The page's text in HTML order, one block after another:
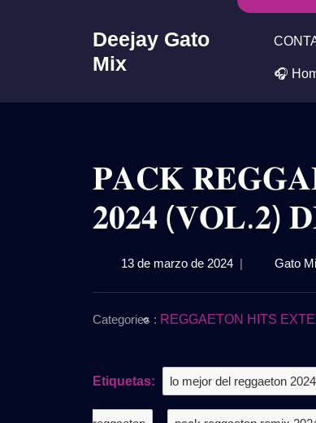
Deejay Gato
Mix
🎧
𝐏𝐀𝐂𝐊
𝟐𝟎𝟐𝟒 (𝐕𝐎𝐋.𝟐)
13 de marzo de 202413
de
| Gato
Categories : REGGAETON HITS
Etiquetas: lo mejor del reggaeton 2024